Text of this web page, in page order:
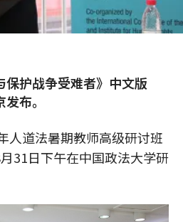
保护战争受难者》中文版
布。
人道法暑期教师高级研讨班
31日下午在中国政法大学研